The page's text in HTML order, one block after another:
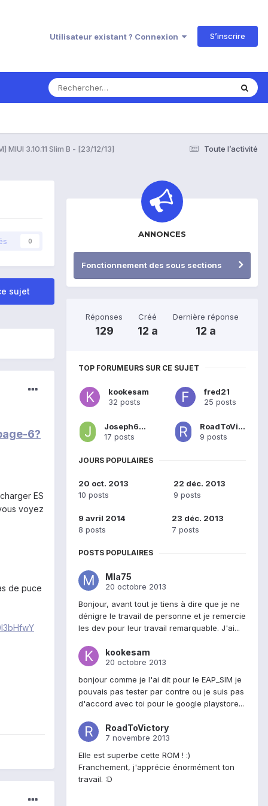
Utilisateur existant ? Connexion S’inscrire
Toute l’activité
MIUI 3.10.11 Slim B - [23/12/13]
0
sujet
6?
ES
voyez
de puce
ANNONCES
Fonctionnement des sous sections
Réponses
129
Créé
12 a
Dernière réponse
12 a
TOP FORUMEURS SUR CE SUJET
kookesam
32 posts
fred21
25 posts
Joseph67500
17 posts
RoadToVictory
9 posts
JOURS POPULAIRES
20 oct. 2013
10 posts
22 déc. 2013
9 posts
9 avril 2014
8 posts
23 déc. 2013
7 posts
POSTS POPULAIRES
MIa75
20 octobre 2013
Bonjour, avant tout je tiens à dire que je ne
dénigre le travail de personne et je remercie
les dev pour leur travail remarquable. J'ai...
kookesam
20 octobre 2013
bonjour comme je l'ai dit pour le EAP_SIM je
pouvais pas tester par contre ou je suis pas
d'accord avec toi pour le google playstore...
RoadToVictory
7 novembre 2013
Elle est superbe cette ROM ! :)
Franchement, j'apprécie énormément ton
travail. :D